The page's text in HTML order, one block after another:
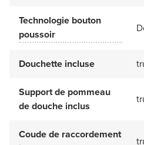
Technologie bouton
poussoir
Douchette incluse
Support de pommeau
de douche inclus
Coude de raccordement